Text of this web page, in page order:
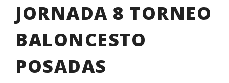
JORNADA 8 TORNEO
BALONCESTO
POSADAS